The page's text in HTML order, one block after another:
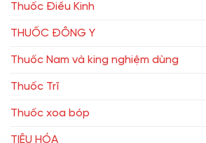
Thuốc Điều Kinh
THUỐC ĐÔNG Y
Thuốc Nam và king nghiệm dùng
Thuốc Trĩ
Thuốc xoa bóp
TIÊU HÓA